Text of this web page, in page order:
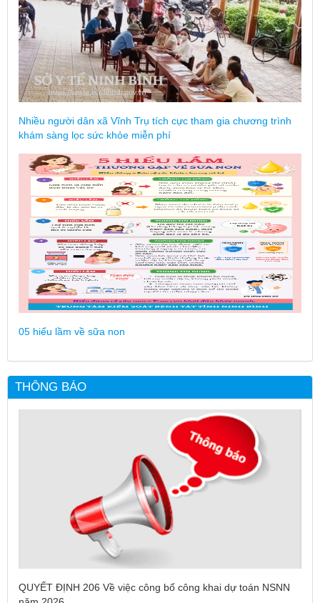
Nhiều người dân xã Vĩnh Trụ tích cực tham gia chương trình
khám sàng lọc sức khỏe miễn phí
05 hiểu lầm về sữa non
THÔNG BÁO
QUYẾT ĐỊNH 206 Về việc công bố công khai dự toán NSNN